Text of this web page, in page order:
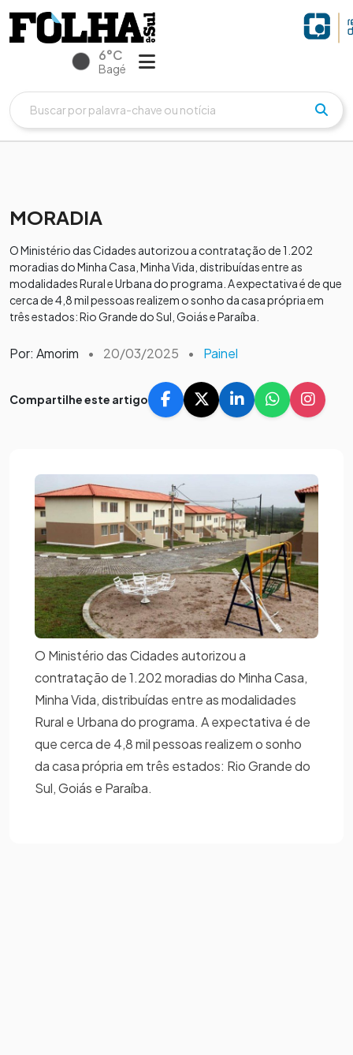
6°C
Bagé
MORADIA
O Ministério das Cidades autorizou a contratação de 1.202
moradias do Minha Casa, Minha Vida, distribuídas entre as
modalidades Rural e Urbana do programa. A expectativa é de que
cerca de 4,8 mil pessoas realizem o sonho da casa própria em
três estados: Rio Grande do Sul, Goiás e Paraíba.
Por: Amorim • 20/03/2025 • Painel
Compartilhe este artigo
O Ministério das Cidades autorizou a
contratação de 1.202 moradias do Minha Casa,
Minha Vida, distribuídas entre as modalidades
Rural e Urbana do programa. A expectativa é de
que cerca de 4,8 mil pessoas realizem o sonho
da casa própria em três estados: Rio Grande do
Sul, Goiás e Paraíba.